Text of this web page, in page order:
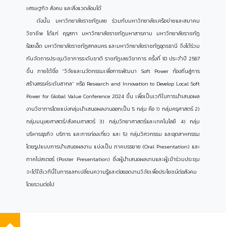
เศรษฐกิจ สังคม และสิ่งแวดล้อมได้
ดังนั้น มหาวิทยาลัยราชภัฏเลย ร่วมกับมหาวิทยาลัยเครือข่ายและสมาคม
วิชาชีพ ได้แก่ คุรุสภา มหาวิทยาลัยราชภัฏมหาสารคาม มหาวิทยาลัยราชภัฏ
ร้อยเอ็ด มหาวิทยาลัยราชภัฏสกลนคร และมหาวิทยาลัยราชภัฏอุดรธานี จึงได้ร่วม
กันจัดการประชุมวิชาการระดับชาติ ราชภัฏเลยวิชาการ ครั้งที่ 10 ประจำปี 2567
ขึ้น ภายใต้ชื่อ “วิจัยและนวัตกรรมเพื่อการพัฒนา Soft Power ท้องถิ่นสู่การ
สร้างสรรค์ระดับสากล” หรือ Research and Innovation to Develop Local Soft
Power for Global Value Conference 2024 ขึ้น เพื่อเป็นเวทีในการนำเสนอผล
งานวิชาการโดยแบ่งกลุ่มนำเสนอผลงานออกเป็น 5 กลุ่ม คือ 1) กลุ่มครุศาสตร์ 2)
กลุ่มมนุษยศาสตร์/สังคมศาสตร์ 3) กลุ่มวิทยาศาสตร์และเทคโนโลยี 4) กลุ่ม
บริหารธุรกิจ บริการ และการท่องเที่ยว และ 5) กลุ่มวิศวกรรม และอุตสาหกรรม
โดยรูปแบบการนำเสนอผลงาน แบ่งเป็น ภาคบรรยาย (Oral Presentation) และ
ภาคโปสเตอร์ (Poster Presentation) ซึ่งผู้นำเสนอผลงานและผู้เข้าร่วมประชุม
จะได้ใช้เวทีนี้ในการแลกเปลี่ยนความรู้และต่อยอดงานวิจัยเพื่อประโยชน์ต่อสังคม
โดยรวมต่อไป